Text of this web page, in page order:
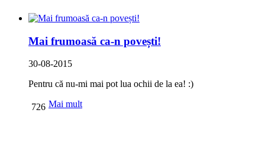
Mai frumoasă ca-n povești!
30-08-2015
Pentru că nu-mi mai pot lua ochii de la ea! :)
Mai mult
726